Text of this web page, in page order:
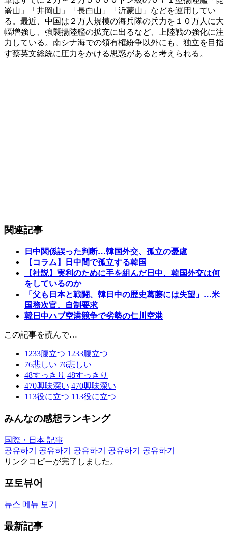
崙山」「井岡山」「長白山」「沂蒙山」などを運用してい
る。最近、中国は２万人規模の海兵隊の兵力を１０万人に大
幅増強し、強襲揚陸艦の拡充に出るなど、上陸戦の強化に注
力している。南シナ海での領有権紛争以外にも、独立を目指
す蔡英文総統に圧力をかける思惑があると考えられる。
関連記事
日中関係誤った判断…韓国外交、孤立の憂慮
【コラム】日中間で孤立する韓国
【社説】実利のために手を組んだ日中、韓国外交は何
をしているのか
「父も日本と戦闘、韓日中の歴史葛藤には失望」…米
国務次官、自制要求
韓日中ハブ空港競争で劣勢の仁川空港
この記事を読んで…
1233腹立つ 1233腹立つ
76悲しい 76悲しい
48すっきり 48すっきり
470興味深い 470興味深い
113役に立つ 113役に立つ
みんなの感想ランキング
国際・日本 記事
공유하기
공유하기 공유하기 공유하기
공유하기
リンクコピーが完了しました。
포토뷰어
뉴스 메뉴 보기
最新記事